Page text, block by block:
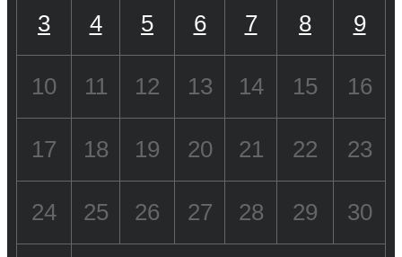
3 4 5 6 7 8 9
10 11 12 13 14 15 16
17 18 19 20 21 22 23
24 25 26 27 28 29 30